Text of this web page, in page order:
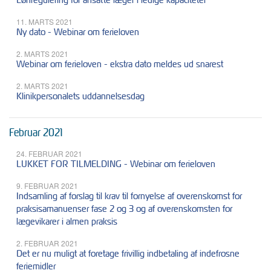
11. MARTS 2021
Ny dato - Webinar om ferieloven
2. MARTS 2021
Webinar om ferieloven - ekstra dato meldes ud snarest
2. MARTS 2021
Klinikpersonalets uddannelsesdag
Februar 2021
24. FEBRUAR 2021
LUKKET FOR TILMELDING - Webinar om ferieloven
9. FEBRUAR 2021
Indsamling af forslag til krav til fornyelse af overenskomst for
praksisamanuenser fase 2 og 3 og af overenskomsten for
lægevikarer i almen praksis
2. FEBRUAR 2021
Det er nu muligt at foretage frivillig indbetaling af indefrosne
feriemidler